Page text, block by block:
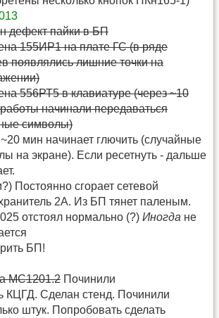
дефект пайки в БП
155ИР1 на плате ГС (в ряде
появлялись лишние точки на
556РТ5 в клавиатуре (через ~10
начинали передаваться
символы)
мин начинает глючить (случайные
на экране). Если ресетнуть - дальше
Постоянно сгорает сетевой
2А. Из БП тянет паленым.
отстоял нормально (?) Иногда не
БП!
МС1201.2 Починили
КЦГД. Сделан стенд. Починили
штук. Попробовать сделать